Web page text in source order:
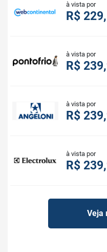
à vista por
R$
à vista por
R$
à vista por
R$
à vista por
R$
Veja